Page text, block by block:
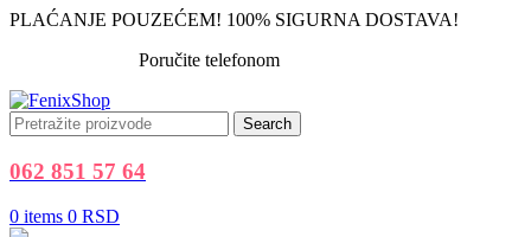
PLAĆANJE POUZEĆEM! 100% SIGURNA DOSTAVA!
Poručite telefonom
Search
062 851 57 64
0 items 0 RSD